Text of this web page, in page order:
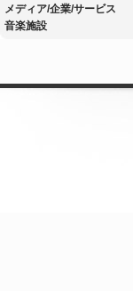
メディア/企業/サービス
音楽施設